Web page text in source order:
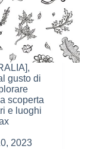
gusto di
scoperta
e luoghi
2023